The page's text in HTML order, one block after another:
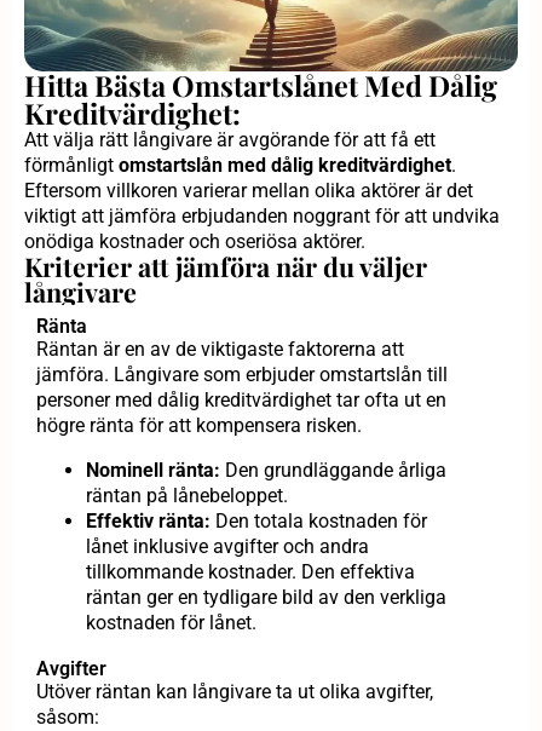
Hitta Bästa Omstartslånet Med Dålig
Kreditvärdighet:
Att välja rätt långivare är avgörande för att få ett
förmånligt omstartslån med dålig kreditvärdighet.
Eftersom villkoren varierar mellan olika aktörer är det
viktigt att jämföra erbjudanden noggrant för att undvika
onödiga kostnader och oseriösa aktörer.
Kriterier att jämföra när du väljer
långivare
Ränta
Räntan är en av de viktigaste faktorerna att
jämföra. Långivare som erbjuder omstartslån till
personer med dålig kreditvärdighet tar ofta ut en
högre ränta för att kompensera risken.
Nominell ränta: Den grundläggande årliga
räntan på lånebeloppet.
Effektiv ränta: Den totala kostnaden för
lånet inklusive avgifter och andra
tillkommande kostnader. Den effektiva
räntan ger en tydligare bild av den verkliga
kostnaden för lånet.
Avgifter
Utöver räntan kan långivare ta ut olika avgifter,
såsom: